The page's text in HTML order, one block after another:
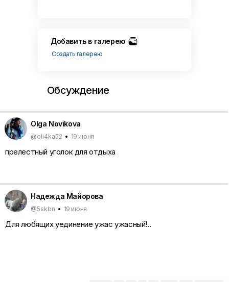
Добавить в галерею
Создать галерею
Обсуждение
Olga Novikova
@oli4ka52 • 19 июня
прелестный уголок для отдыха
Надежда Майорова
@5skbn • 19 июня
Для любящих уединение ужас ужасный!..